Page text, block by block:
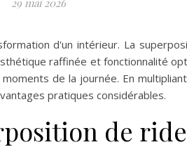
29 mai 2026
d'un intérieur. La
raffinée et fonctionnalité
de la journée. En
pratiques considérables.
de